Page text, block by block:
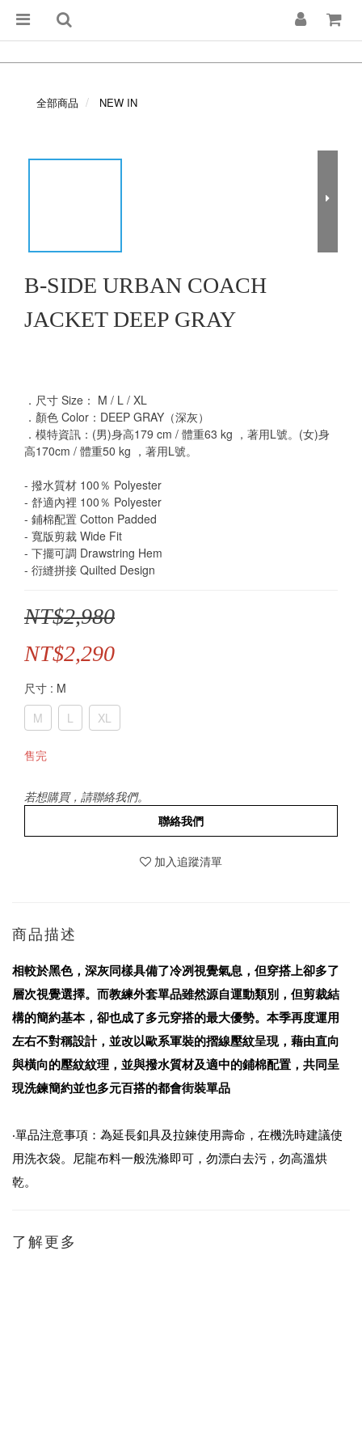
全部商品 NEW IN
B-SIDE URBAN COACH
JACKET DEEP GRAY
．尺寸 Size： M / L / XL
．顏色 Color：DEEP GRAY（深灰）
．模特資訊：(男)身高179 cm / 體重63 kg ，著用L號。(女)身
高170cm / 體重50 kg ，著用L號。
- 撥水質材 100％ Polyester
- 舒適內裡 100％ Polyester
- 鋪棉配置 Cotton Padded
- 寬版剪裁 Wide Fit
- 下擺可調 Drawstring Hem
- 衍縫拼接 Quilted Design
NT$2,980
NT$2,290
尺寸 : M
M
L XL
售完
若想購買，請聯絡我們。
聯絡我們
加入追蹤清單
商品描述
相較於黑色，深灰同樣具備了冷冽視覺氣息，但穿搭上卻多了
層次視覺選擇。而教練外套單品雖然源自運動類別，但剪裁結
構的簡約基本，卻也成了多元穿搭的最大優勢。本季再度運用
左右不對稱設計，並改以歐系軍裝的摺線壓紋呈現，藉由直向
與橫向的壓紋紋理，並與撥水質材及適中的鋪棉配置，共同呈
現洗鍊簡約並也多元百搭的都會街裝單品
‧單品注意事項：為延長釦具及拉鍊使用壽命，在機洗時建議使
用洗衣袋。尼龍布料一般洗滌即可，勿漂白去污，勿高溫烘
乾。
了解更多